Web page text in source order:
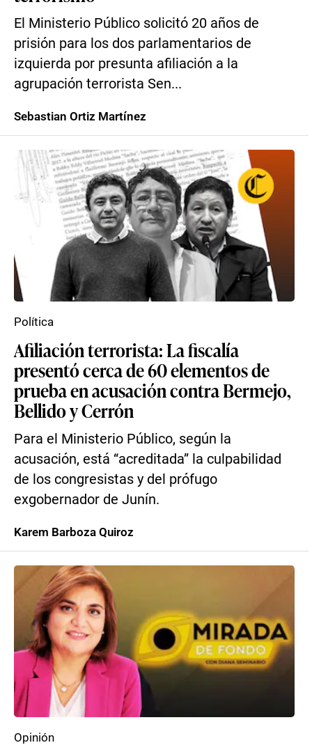
El Ministerio Público solicitó 20 años de
prisión para los dos parlamentarios de
izquierda por presunta afiliación a la
agrupación terrorista Sen...
Sebastian Ortiz Martínez
Afiliación terrorista: La fiscalía
presentó cerca de 60 elementos de
prueba en acusación contra Bermejo,
Bellido y Cerrón
Para el Ministerio Público, según la
acusación, está “acreditada” la culpabilidad
de los congresistas y del prófugo
exgobernador de Junín.
Política
Karem Barboza Quiroz
Opinión